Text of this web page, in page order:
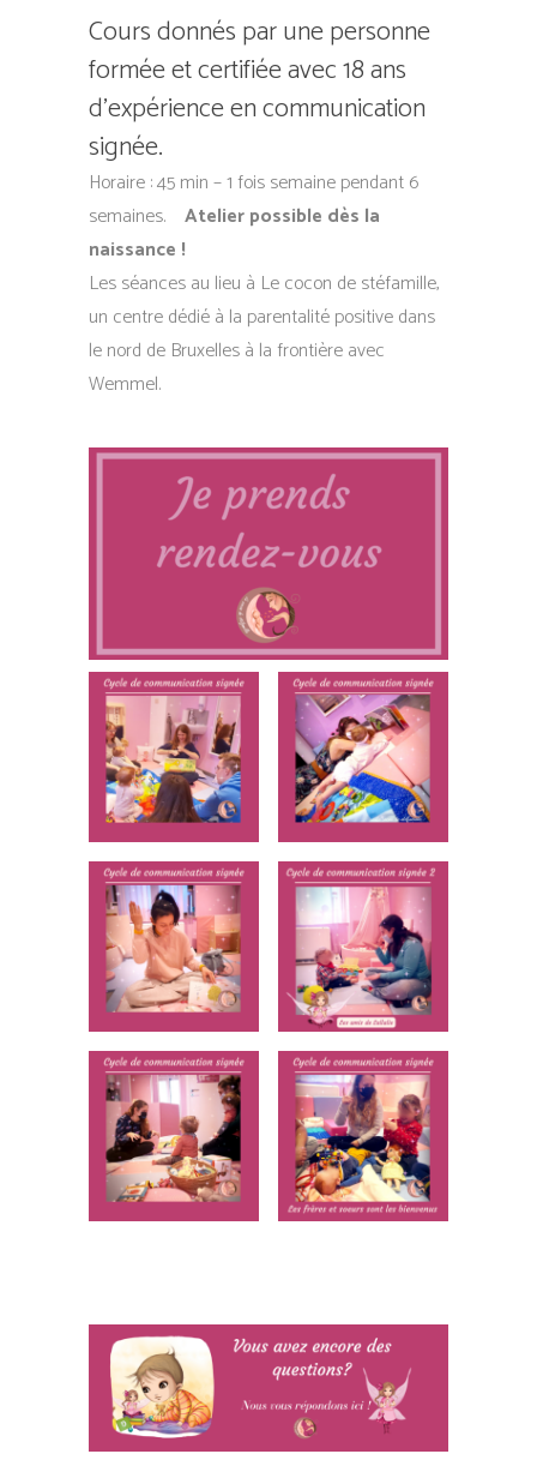
Cours donnés par une personne
formée et certifiée avec 18 ans
d’expérience en communication
signée.
Horaire : 45 min – 1 fois semaine pendant 6
semaines. Atelier possible dès la
naissance !
Les séances au lieu à Le cocon de stéfamille,
un centre dédié à la parentalité positive dans
le nord de Bruxelles à la frontière avec
Wemmel.